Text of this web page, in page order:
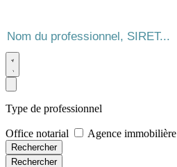
Type de professionnel
Office notarial Agence immobilière
Rechercher
Rechercher